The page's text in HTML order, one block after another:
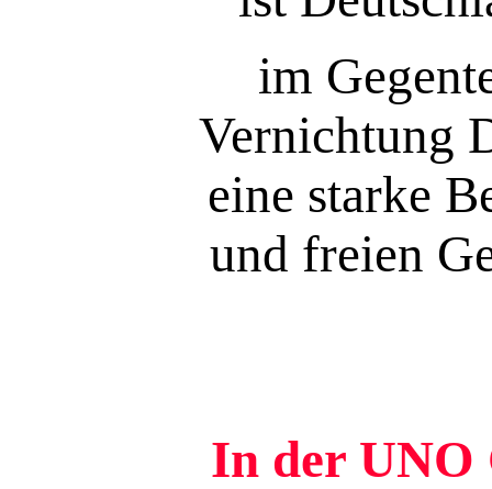
im
Vernichtung
eine starke
und freien
In der UNO